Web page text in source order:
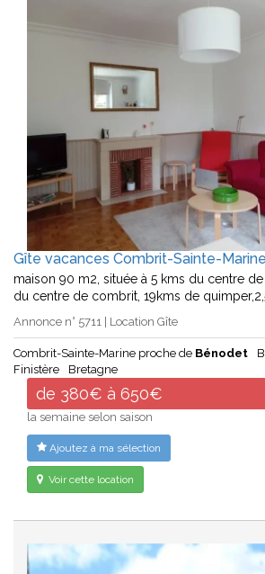
Gîte vacances Combrit-Sainte-
maison 90 m2, située à 5 kms du centre
du centre de combrit, 19kms de
Annonce n° 5711 | Location Gîte
Combrit-Sainte-Marine proche de Bénodet
Finistère
Bretagne
de 380€ à 650€
la semaine selon saison
Ajoutez à ma sélection
Voir cette location